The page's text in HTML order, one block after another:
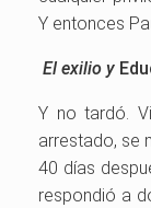
Y entonces
El exilio y
Y no tardó.
arrestado, se
40 días
respondió a